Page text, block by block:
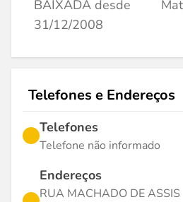
BAIXADA desde
31/12/2008
Telefones e Endereços
Telefones
Telefone não informado
Endereços
RUA MACHADO DE